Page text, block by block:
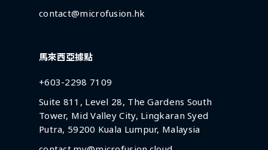
contact@microfusion.hk
馬來西亞據點
+603-2298 7109
Suite 811, Level 28, The Gardens South
Tower, Mid Valley City, Lingkaran Syed
Putra, 59200 Kuala Lumpur, Malaysia